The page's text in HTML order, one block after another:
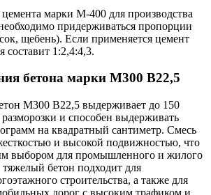
марки М-400 для производства
придерживаться пропорции
щебень). Если применяется цемент
1:2,4:4,3.
бетона марки М300 В22,5
М300 В22,5 выдерживает до 150
и способен выдерживать
на квадратный сантиметр. Смесь
и высокой подвижностью, что
выбором для промышленного и жилого
тяжелый бетон подходит для
строительства, а также для
дорог с высоким трафиком и